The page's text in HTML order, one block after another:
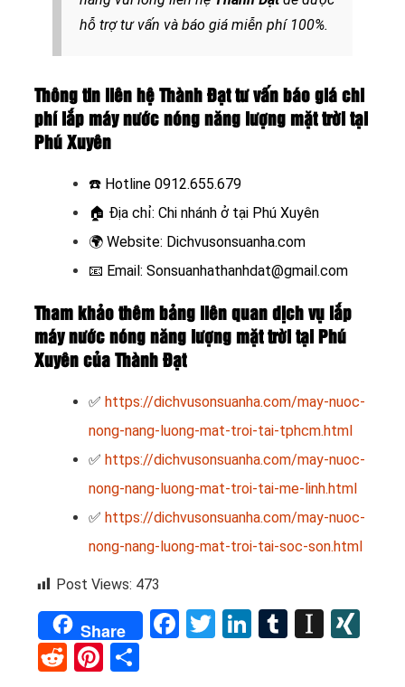
hỗ trợ tư vấn và báo giá miễn phí 100%.
Thông tin liên hệ Thành Đạt tư vấn báo giá chi
phí lắp máy nước nóng năng lượng mặt trời tại
Phú Xuyên
☎️ Hotline 0912.655.679
🏠 Địa chỉ: Chi nhánh ở tại Phú Xuyên
🌍 Website: Dichvusonsuanha.com
📧 Email: Sonsuanhathanhdat@gmail.com
Tham khảo thêm bảng liên quan dịch vụ lắp
máy nước nóng năng lượng mặt trời tại Phú
Xuyên của Thành Đạt
✅ https://dichvusonsuanha.com/may-nuoc-
nong-nang-luong-mat-troi-tai-tphcm.html
✅ https://dichvusonsuanha.com/may-nuoc-
nong-nang-luong-mat-troi-tai-me-linh.html
✅ https://dichvusonsuanha.com/may-nuoc-
nong-nang-luong-mat-troi-tai-soc-son.html
Post Views: 473
Share Facebook
TwitterLinkedIn
Tumblr
RedditPinterest